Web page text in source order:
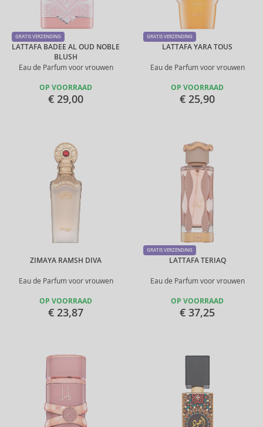
LATTAFA BADEE AL OUD NOBLE
BLUSH
Eau de Parfum voor vrouwen
GRATIS VERZENDING
OP VOORRAAD
€ 29,00
LATTAFA YARA TOUS
Eau de Parfum voor vrouwen
GRATIS VERZENDING
OP VOORRAAD
€ 25,90
ZIMAYA RAMSH DIVA
Eau de Parfum voor vrouwen
OP VOORRAAD
€ 23,87
LATTAFA TERIAQ
Eau de Parfum voor vrouwen
GRATIS VERZENDING
OP VOORRAAD
€ 37,25